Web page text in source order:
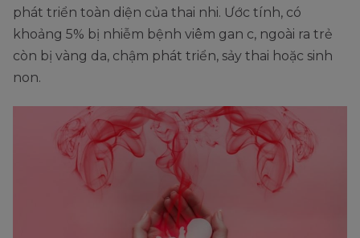
phát triển toàn diện của thai nhi. Ước tính, có
khoảng 5% bị nhiễm bệnh viêm gan c, ngoài ra trẻ
còn bị vàng da, chậm phát triển, sảy thai hoặc sinh
non.